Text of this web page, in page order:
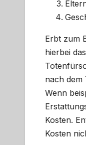
Erbt zum
hierbei
nach dem
Wenn
Kosten.
Kosten